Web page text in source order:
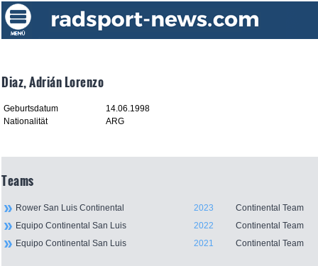
Diaz, Adrián Lorenzo
Geburtsdatum
14.06.1998
Nationalität
ARG
Teams
Rower San Luis Continental 2023
Continental Team
Equipo Continental San Luis
2022
Continental Team
Equipo Continental San Luis
2021 Continental Team